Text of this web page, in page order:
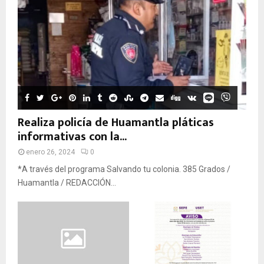
Realiza policía de Huamantla pláticas
informativas con la...
enero 26, 2024 0
*A través del programa Salvando tu colonia. 385 Grados /
Huamantla / REDACCIÓN...